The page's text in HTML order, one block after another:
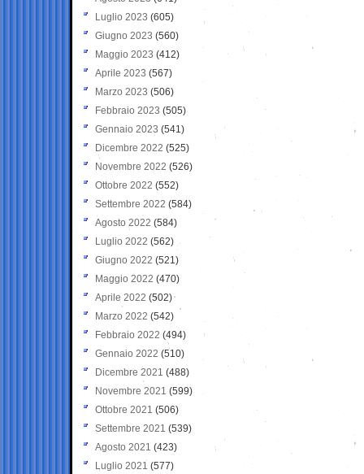
Luglio 2023 (605)
Giugno 2023 (560)
Maggio 2023 (412)
Aprile 2023 (567)
Marzo 2023 (506)
Febbraio 2023 (505)
Gennaio 2023 (541)
Dicembre 2022 (525)
Novembre 2022 (526)
Ottobre 2022 (552)
Settembre 2022 (584)
Agosto 2022 (584)
Luglio 2022 (562)
Giugno 2022 (521)
Maggio 2022 (470)
Aprile 2022 (502)
Marzo 2022 (542)
Febbraio 2022 (494)
Gennaio 2022 (510)
Dicembre 2021 (488)
Novembre 2021 (599)
Ottobre 2021 (506)
Settembre 2021 (539)
Agosto 2021 (423)
Luglio 2021 (577)